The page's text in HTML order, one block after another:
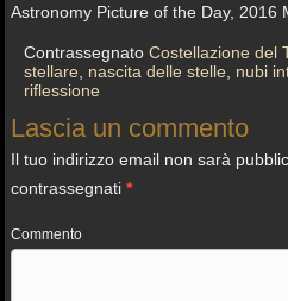
Astronomy Picture of the Day, 2016
Contrassegnato Costellazione del
stellare
nascita delle stelle nubi
riflessione
Lascia un commento
Il tuo indirizzo email non sarà
contrassegnati*
Commento